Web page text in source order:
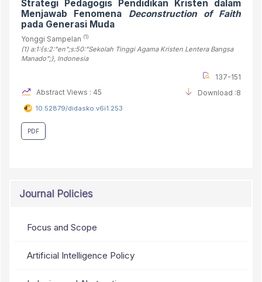
Strategi Pedagogis Pendidikan Kristen dalam
Menjawab Fenomena Deconstruction of Faith
pada Generasi Muda
Yonggi Sampelan (1)
(1) a:1:{s:2:"en";s:50:"Sekolah Tinggi Agama Kristen Lentera Bangsa
Manado";} , Indonesia
137-151
Abstract Views : 45
Download :8
10.52879/didasko.v6i1.253
PDF
Journal Policies
Focus and Scope
Artificial Intelligence Policy